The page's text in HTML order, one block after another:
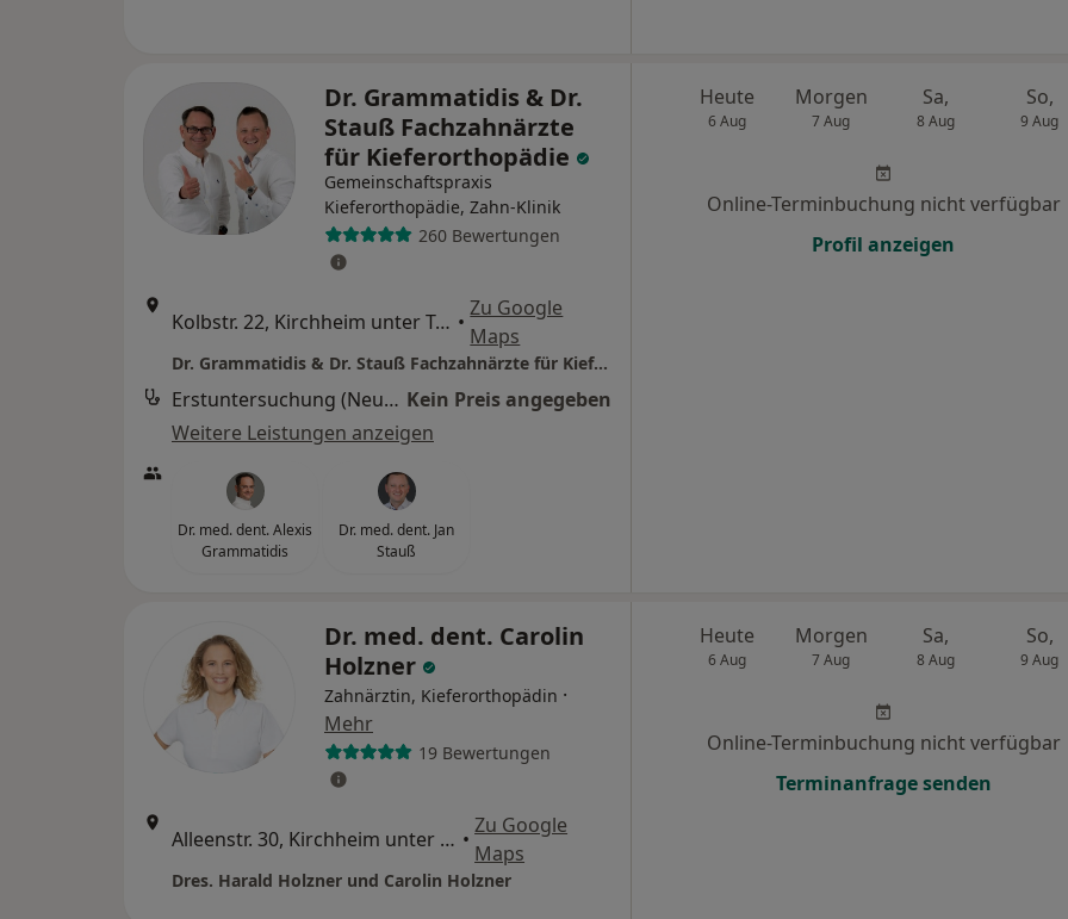
Dr. Grammatidis & Dr.
Stauß Fachzahnärzte
für Kieferorthopädie
Gemeinschaftspraxis
Kieferorthopädie, Zahn-Klinik
260 Bewertungen
Kolbstr. 22, Kirchheim unter Teck •
Zu Google
Maps
Dr. Grammatidis & Dr. Stauß Fachzahnärzte für Kieferorthopädie
Erstuntersuchung (Neupatient/in) Kein Preis angegeben
Weitere Leistungen anzeigen
Dr. med. dent. Alexis
Grammatidis
Dr. med. dent. Jan
Stauß
Heute
6 Aug
Morgen
7 Aug
Sa,
8 Aug
So,
9 Aug
Online-Terminbuchung nicht verfügbar
Profil anzeigen
Dr. med. dent. Carolin
Holzner
Zahnärztin, Kieferorthopädin ·
Mehr
19 Bewertungen
Alleenstr. 30, Kirchheim unter Teck •
Zu Google
Maps
Dres. Harald Holzner und Carolin Holzner
Heute
6 Aug
Morgen
7 Aug
Sa,
8 Aug
So,
9 Aug
Online-Terminbuchung nicht verfügbar
Terminanfrage senden